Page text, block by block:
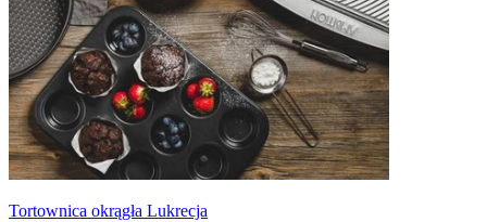
Tortownica okrągła Lukrecja